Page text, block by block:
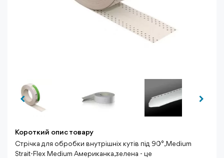
Короткий опис товару
Стрічка для обробки внутрішніх кутів під 90°, Medium
Strait-Flex Medium Американка,зелена - це